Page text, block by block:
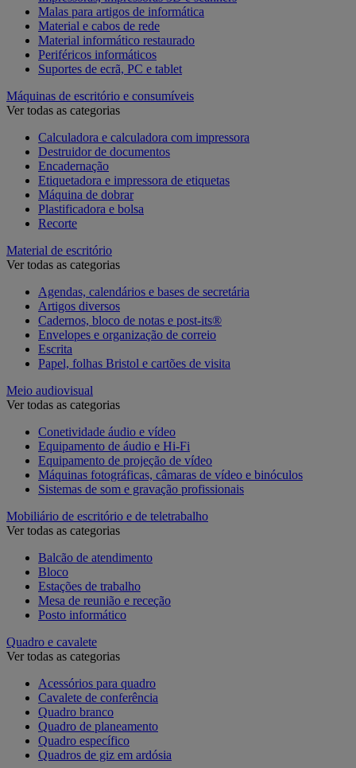
Malas para artigos de informática
Material e cabos de rede
Material informático restaurado
Periféricos informáticos
Suportes de ecrã, PC e tablet
Máquinas de escritório e consumíveis
Ver todas as categorias
Calculadora e calculadora com impressora
Destruidor de documentos
Encadernação
Etiquetadora e impressora de etiquetas
Máquina de dobrar
Plastificadora e bolsa
Recorte
Material de escritório
Ver todas as categorias
Agendas, calendários e bases de secretária
Artigos diversos
Cadernos, bloco de notas e post-its®
Envelopes e organização de correio
Escrita
Papel, folhas Bristol e cartões de visita
Meio audiovisual
Ver todas as categorias
Conetividade áudio e vídeo
Equipamento de áudio e Hi-Fi
Equipamento de projeção de vídeo
Máquinas fotográficas, câmaras de vídeo e binóculos
Sistemas de som e gravação profissionais
Mobiliário de escritório e de teletrabalho
Ver todas as categorias
Balcão de atendimento
Bloco
Estações de trabalho
Mesa de reunião e receção
Posto informático
Quadro e cavalete
Ver todas as categorias
Acessórios para quadro
Cavalete de conferência
Quadro branco
Quadro de planeamento
Quadro específico
Quadros de giz em ardósia